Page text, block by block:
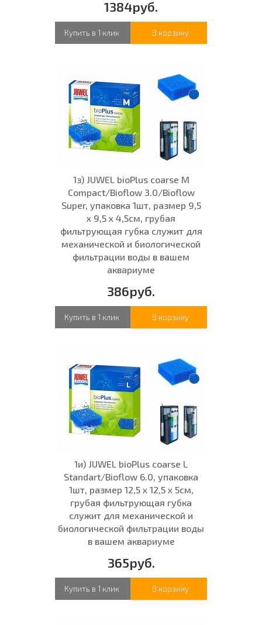
1384руб.
Купить в 1 клик В корзину
1з) JUWEL bioPlus coarse M
Compact/Bioflow 3.0/Bioflow
Super, упаковка 1шт, размер 9,5
x 9,5 x 4,5см, грубая
фильтрующая губка служит для
механической и биологической
фильтрации воды в вашем
аквариуме
386руб.
Купить в 1 клик В корзину
1и) JUWEL bioPlus coarse L
Standart/Bioflow 6.0, упаковка
1шт, размер 12,5 x 12,5 x 5см,
грубая фильтрующая губка
служит для механической и
биологической фильтрации воды
в вашем аквариуме
365руб.
Купить в 1 клик В корзину